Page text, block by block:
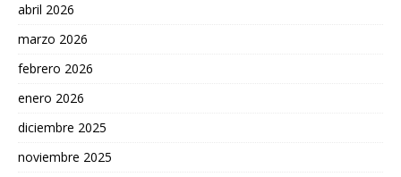
abril 2026
marzo 2026
febrero 2026
enero 2026
diciembre 2025
noviembre 2025